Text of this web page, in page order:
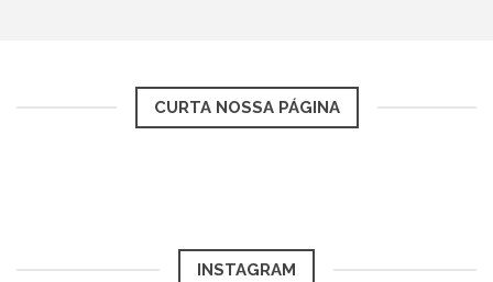
CURTA NOSSA PÁGINA
INSTAGRAM